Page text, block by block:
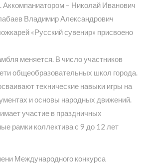
– Николай Иванович
Владимир Александрович
«Русский сувенир» присвоено
меняется. В число участников
общеобразовательных школ города.
технические навыки игры на
и основы народных движений.
участие в праздничных
рамки коллектива с 9 до 12 лет
Международного конкурса